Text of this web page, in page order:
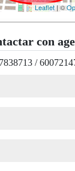
Leaflet | ©
con
/